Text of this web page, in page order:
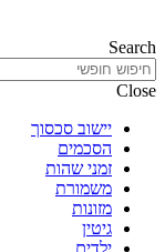
Search
Close
יישוב סכסוך
הסכמים
זמני שהות
משמורת
מזונות
גיטין
ילדים